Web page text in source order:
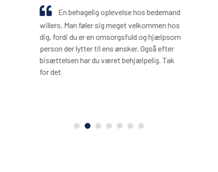
En behagelig oplevelse hos bedemand
willers. Man føler sig meget velkommen hos
dig, fordi du er en omsorgsfuld og hjælpsom
person der lytter til ens ønsker. Også efter
bisættelsen har du været behjælpelig. Tak